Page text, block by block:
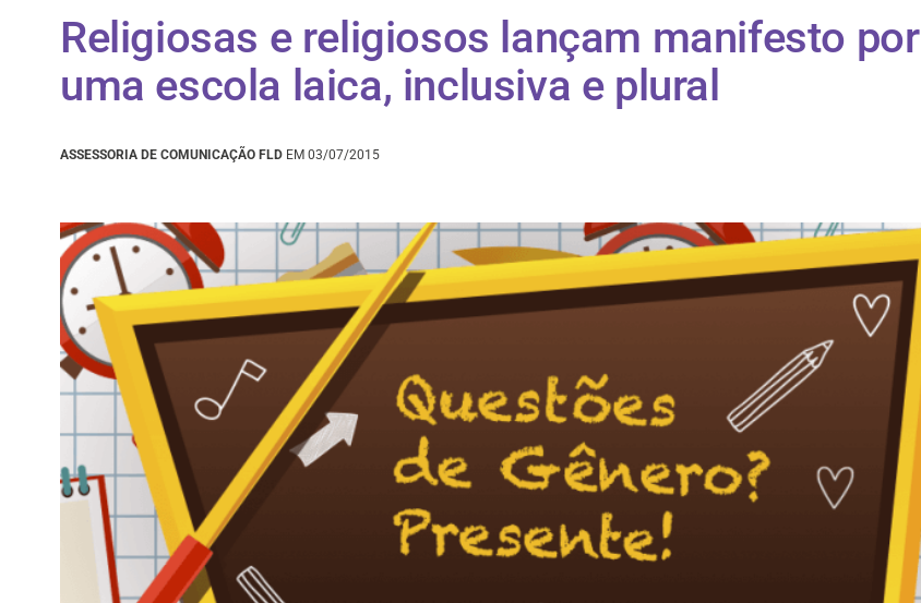
Religiosas e religiosos lançam manifesto por
uma escola laica, inclusiva e plural
ASSESSORIA DE COMUNICAÇÃO FLD EM 03/07/2015